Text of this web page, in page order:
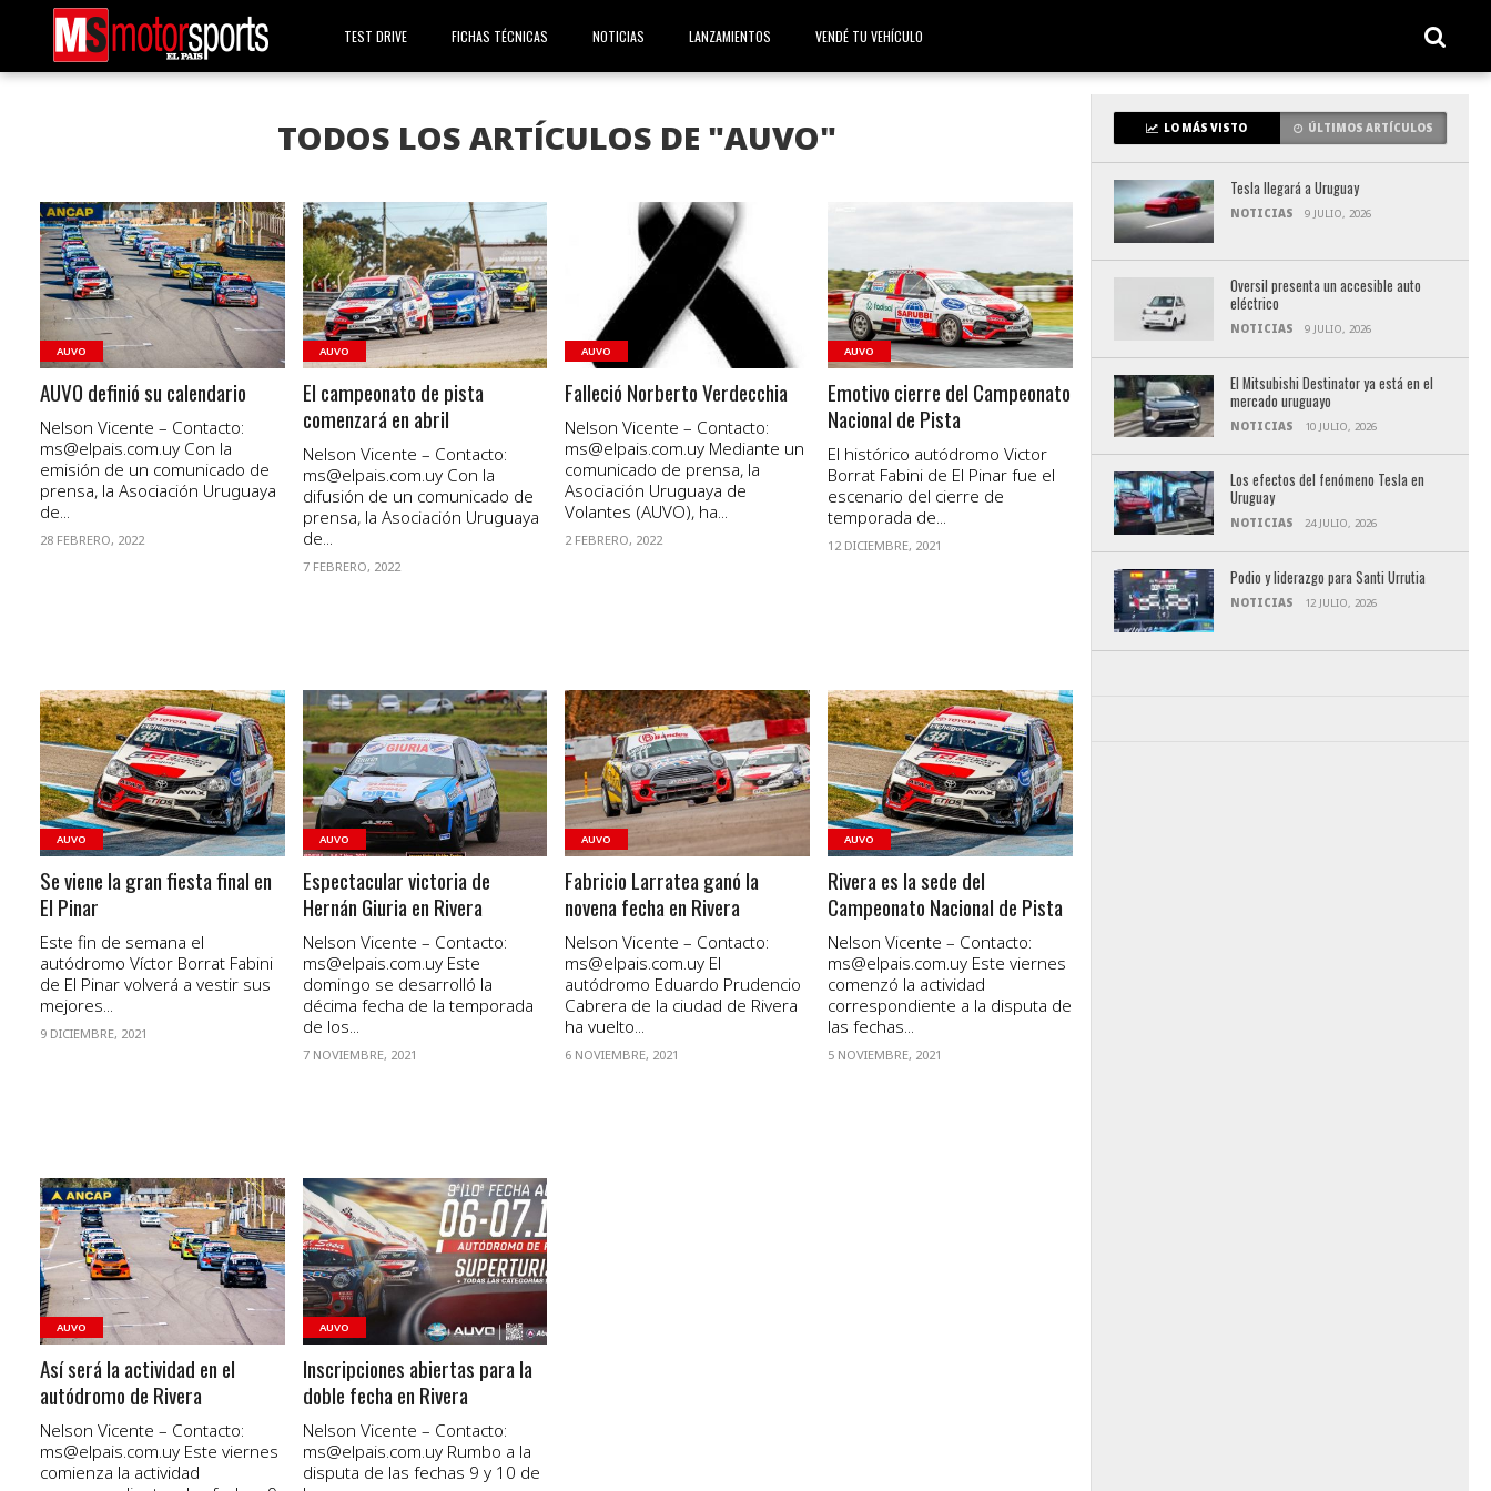
TEST DRIVE FICHAS TÉCNICAS NOTICIAS LANZAMIENTOS VENDÉ TU VEHÍCULO
TODOS LOS ARTÍCULOS DE "AUVO"
VER NOTA
AUVO
AUVO definió su calendario
Nelson Vicente – Contacto:
ms@elpais.com.uy Con la
emisión de un comunicado de
prensa, la Asociación Uruguaya
de...
28 FEBRERO, 2022
VER NOTA
AUVO
El campeonato de pista
comenzará en abril
Nelson Vicente – Contacto:
ms@elpais.com.uyCon la
difusión de un comunicado de
prensa, la Asociación Uruguaya
de...
7 FEBRERO, 2022
VER NOTA
AUVO
Falleció Norberto Verdecchia
Nelson Vicente – Contacto:
ms@elpais.com.uy Mediante un
comunicado de prensa, la
Asociación Uruguaya de
Volantes (AUVO), ha...
2 FEBRERO, 2022
AUVO
Emotivo cierre del Campeonato
Nacional de Pista
El histórico autódromo Victor
Borrat Fabini de El Pinar fue el
escenario del cierre de
temporada de...
12 DICIEMBRE, 2021
VER NOTA
AUVO
Se viene la gran fiesta final en
El Pinar
Este fin de semana el
autódromo Víctor Borrat Fabini
de El Pinar volverá a vestir sus
mejores...
9 DICIEMBRE, 2021
VER NOTA
AUVO
Espectacular victoria de
Hernán Giuria en Rivera
Nelson Vicente – Contacto:
ms@elpais.com.uyEste
domingo se desarrolló la
décima fecha de la temporada
de los...
7 NOVIEMBRE, 2021
VER NOTA
AUVO
Fabricio Larratea ganó la
novena fecha en Rivera
Nelson Vicente – Contacto:
ms@elpais.com.uy El
autódromo Eduardo Prudencio
Cabrera de la ciudad de Rivera
ha vuelto...
6 NOVIEMBRE, 2021
VER NOTA
AUVO
Rivera es la sede del
Campeonato Nacional de Pista
Nelson Vicente – Contacto:
ms@elpais.com.uy Este viernes
comenzó la actividad
correspondiente a la disputa de
las fechas...
5 NOVIEMBRE, 2021
VER NOTA
AUVO
Así será la actividad en el
autódromo de Rivera
Nelson Vicente – Contacto:
ms@elpais.com.uy Este viernes
comienza la actividad
VER NOTA
AUVO
Inscripciones abiertas para la
doble fecha en Rivera
Nelson Vicente – Contacto:
ms@elpais.com.uyRumbo a la
disputa de las fechas 9 y 10 de
LO MÁS VISTO ÚLTIMOS ARTÍCULOS
Tesla llegará a Uruguay
NOTICIAS 9 JULIO, 2026
Oversil presenta un accesible auto
eléctrico
NOTICIAS 9 JULIO, 2026
El Mitsubishi Destinator ya está en el
mercado uruguayo
NOTICIAS 10 JULIO, 2026
Los efectos del fenómeno Tesla en
Uruguay
NOTICIAS 24 JULIO, 2026
Podio y liderazgo para Santi Urrutia
NOTICIAS 12 JULIO, 2026